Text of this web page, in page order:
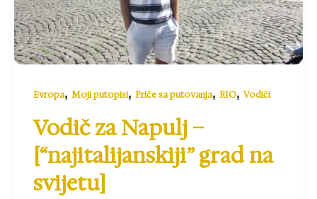
Evropa, Moji putopisi, Priče sa putovanja, RIO, Vodiči
Vodič za Napulj –
[“najitalijanskiji” grad na
svijetu]